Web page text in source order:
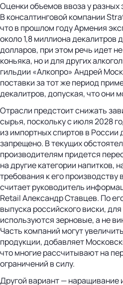
Оценки объемов ввоза у разных
В консалтинговой компании
что в прошлом году Армения
около 1,8 миллиона декалитров
долларов, при этом речь идет
коньяка, но и для других
гильдии «Алкопро» Андрей
поставки за тот же период
декалитров, допуская, что они
Отрасли предстоит снижать
сырья, поскольку с июля 2028
из импортных спиртов в
запрещено. В текущих
производителям придется
на другие категории напитков,
требования к его производству
считает руководитель
Retail Александр Ставцев. По
выпуска российского виски,
используются зерновые, а не
Часть компаний могут
продукции, добавляет
что многие рассчитывают на
ограничений в силу.
Другой вариант — наращивание